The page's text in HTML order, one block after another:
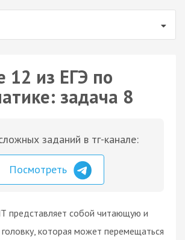
12 из ЕГЭ по
задача 8
заданий в тг-канале:
Посмотреть
представляет собой читающую и
которая может перемещаться